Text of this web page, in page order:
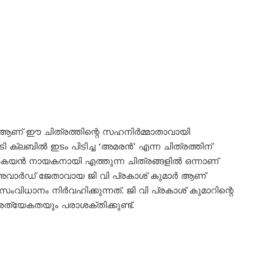
ഈ ചിത്രത്തിന്റെ സഹനിർമ്മാതാവായി
ക്ലബിൽ ഇടം പിടിച്ച ‘അമരൻ’ എന്ന ചിത്രത്തിന്
നായകനായി എത്തുന്ന ചിത്രങ്ങളിൽ ഒന്നാണ്
ജേതാവായ ജി വി പ്രകാശ് കുമാർ ആണ്
നിർവഹിക്കുന്നത്. ജി വി പ്രകാശ് കുമാറിന്റെ
പരാശക്തിക്കുണ്ട്.